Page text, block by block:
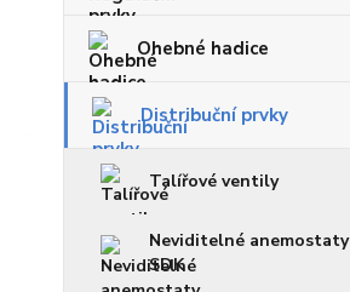
Ohebné hadice
Distribuční prvky
Talířové ventily
Neviditelné anemostaty
SDK